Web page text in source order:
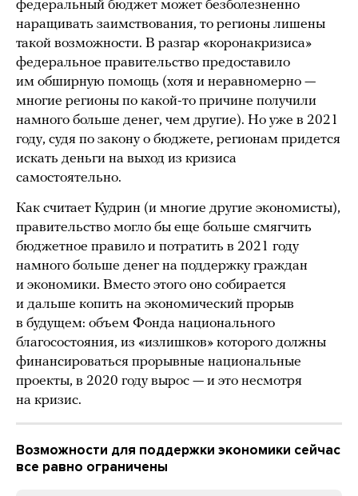
федеральный бюджет может безболезненно
наращивать заимствования, то регионы лишены
такой возможности. В разгар «коронакризиса»
федеральное правительство предоставило
им обширную помощь (хотя и неравномерно —
многие регионы по какой-то причине получили
намного больше денег, чем другие). Но уже в 2021
году, судя по закону о бюджете, регионам придется
искать деньги на выход из кризиса
самостоятельно.
Как считает Кудрин (и многие другие экономисты),
правительство могло бы еще больше смягчить
бюджетное правило и потратить в 2021 году
намного больше денег на поддержку граждан
и экономики. Вместо этого оно собирается
и дальше копить на экономический прорыв
в будущем: объем Фонда национального
благосостояния, из «излишков» которого должны
финансироваться прорывные национальные
проекты, в 2020 году вырос — и это несмотря
на кризис.
Возможности для поддержки экономики сейчас
все равно ограничены